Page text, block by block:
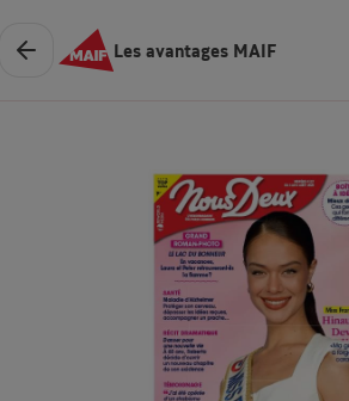
Les avantages MAIF